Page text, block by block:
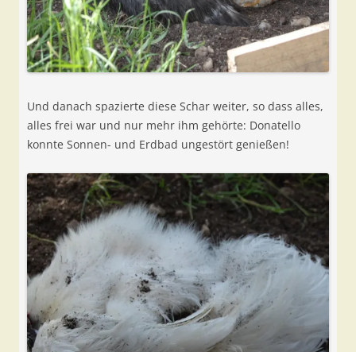
Und danach spazierte diese Schar weiter, so dass alles,
alles frei war und nur mehr ihm gehörte: Donatello
konnte Sonnen- und Erdbad ungestört genießen!